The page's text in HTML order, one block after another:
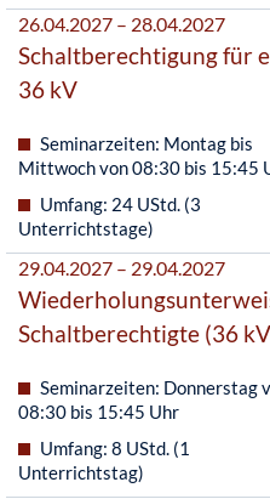
26.04.2027 – 28.04.2027
Schaltberechtigung für
36 kV
Seminarzeiten: Montag bis
Mittwoch von 08:30 bis 15:45
Umfang: 24 UStd. (3
Unterrichtstage)
29.04.2027 – 29.04.2027
Schaltberechtigte (36
Seminarzeiten: Donnerstag
08:30 bis 15:45 Uhr
Umfang: 8 UStd. (1
Unterrichtstag)